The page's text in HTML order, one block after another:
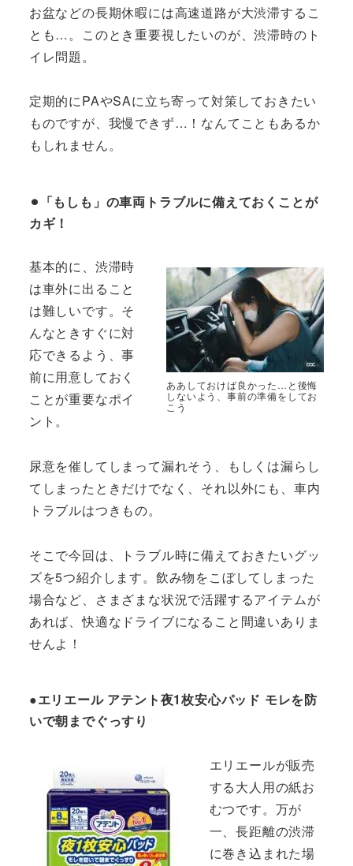
お盆などの長期休暇には高速道路が大渋滞するこ
とも…。このとき重要視したいのが、渋滞時のト
イレ問題。
定期的にPAやSAに立ち寄って対策しておきたい
ものですが、我慢できず…！なんてこともあるか
もしれません。
⚫︎「もしも」の車両トラブルに備えておくことが
カギ！
ああしておけば良かった…と後悔
しないよう、事前の準備をしてお
こう
基本的に、渋滞時
は車外に出ること
は難しいです。そ
んなときすぐに対
応できるよう、事
前に用意しておく
ことが重要なポイ
ント。
尿意を催してしまって漏れそう、もしくは漏らし
てしまったときだけでなく、それ以外にも、車内
トラブルはつきもの。
そこで今回は、トラブル時に備えておきたいグッ
ズを5つ紹介します。飲み物をこぼしてしまった
場合など、さまざまな状況で活躍するアイテムが
あれば、快適なドライブになること間違いありま
せんよ！
●エリエール アテント夜1枚安心パッド モレを防
いで朝までぐっすり
エリエールが販売
する大人用の紙お
むつです。万が
一、長距離の渋滞
に巻き込まれた場